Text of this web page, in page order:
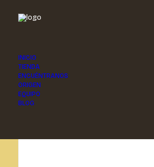
INICIO
TIENDA
ENCUÉNTRANOS
ORIGEN
EQUIPO
BLOG